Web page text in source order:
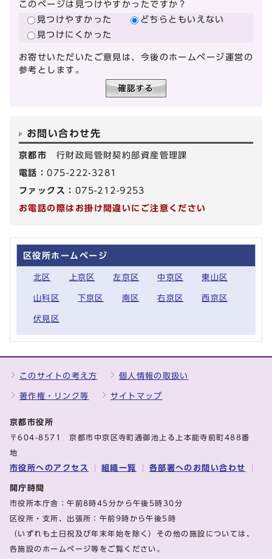
このページは見つけやすかったですか？
見つけやすかった
どちらともいえない
見つけにくかった
お寄せいただいたご意見は、今後のホームページ運営の
参考とします。
お問い合わせ先
京都市 行財政局管財契約部資産管理課
電話：075-222-3281
ファックス： 075-212-9253
お電話の際はお掛け間違いにご注意ください
区役所ホームページ
北区 上京区 左京区 中京区 東山区
山科区 下京区 南区 右京区 西京区
伏見区
このサイトの考え方 個人情報の取扱い
著作権・リンク等 サイトマップ
京都市役所
〒604-8571 京都市中京区寺町通御池上る上本能寺前町488番
地
市役所へのアクセス 組織一覧 各部署へのお問い合わせ
開庁時間
市役所本庁舎：午前8時45分から午後5時30分
区役所・支所、出張所：午前9時から午後5時
（いずれも土日祝及び年末年始を除く）その他の施設については、
各施設のホームページ等をご覧ください。